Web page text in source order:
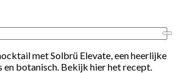
met Solbrü Elevate, een heerlijke
botanisch. Bekijk hier het recept.